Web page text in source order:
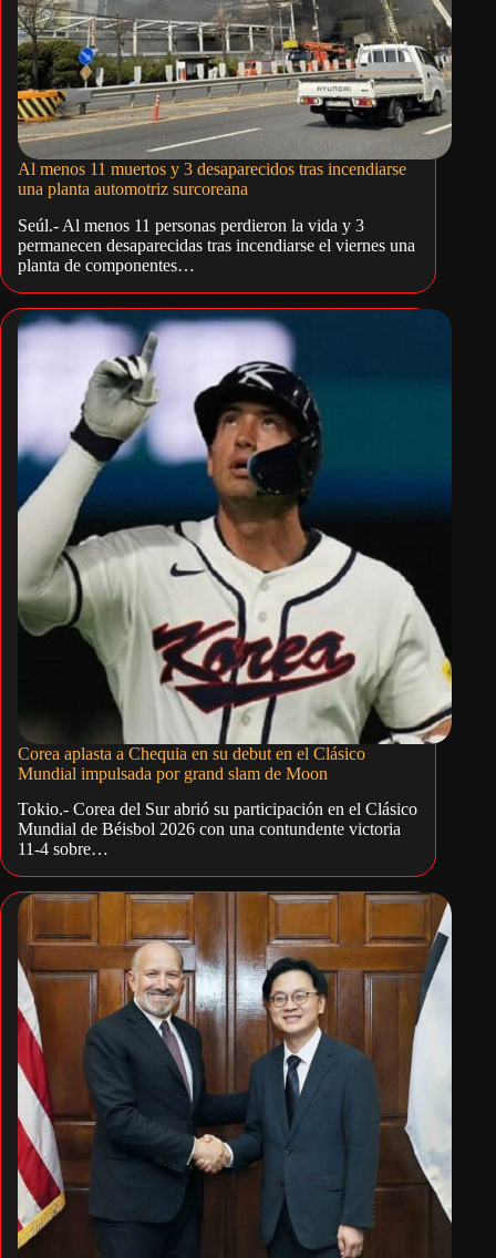
Al menos 11 muertos y 3 desaparecidos tras incendiarse
una planta automotriz surcoreana
Seúl.- Al menos 11 personas perdieron la vida y 3
permanecen desaparecidas tras incendiarse el viernes una
planta de componentes…
Corea aplasta a Chequia en su debut en el Clásico
Mundial impulsada por grand slam de Moon
Tokio.- Corea del Sur abrió su participación en el Clásico
Mundial de Béisbol 2026 con una contundente victoria
11-4 sobre…